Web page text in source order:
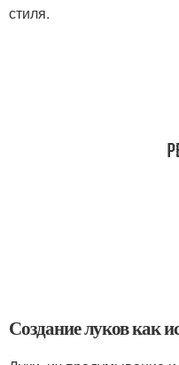
стиля.
Создание луков как